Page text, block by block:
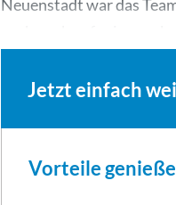
Neuenstadt war das
Jetzt einfach
Vorteile